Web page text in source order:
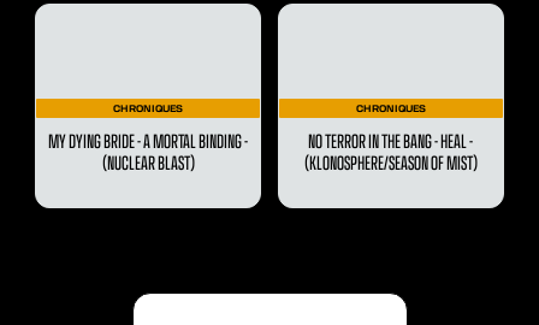
CHRONIQUES
MY DYING BRIDE - A MORTAL BINDING -
(NUCLEAR BLAST)
CHRONIQUES
NO TERROR IN THE BANG - HEAL -
(KLONOSPHERE/SEASON OF MIST)